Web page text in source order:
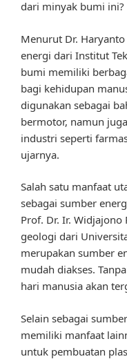
dari minyak bumi ini?
Menurut Dr.
energi dari Institut
bumi memiliki
bagi kehidupan
digunakan sebagai
bermotor, namun
industri seperti
ujarnya.
Salah satu manfaat
sebagai sumber
Prof. Dr. Ir.
geologi dari
merupakan sumber
mudah diakses.
hari manusia akan
Selain sebagai
memiliki manfaat
untuk pembuatan